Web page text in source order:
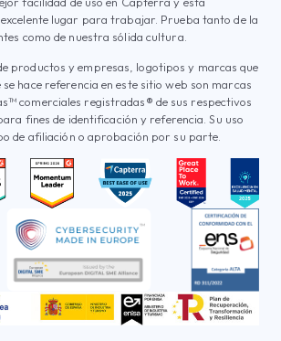
lugar para trabajar. Prueba tanto de la
como de nuestra sólida cultura.
productos y empresas, logotipos y marcas que
se hace referencia en este sitio web son marcas
comerciales registradas® de sus respectivos
fines de identificación y referencia. Su uso
de afiliación o aprobación por su parte.